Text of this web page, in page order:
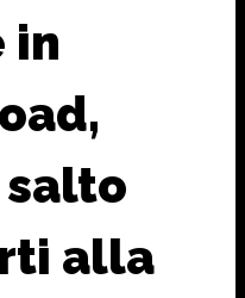
in
salto
alla